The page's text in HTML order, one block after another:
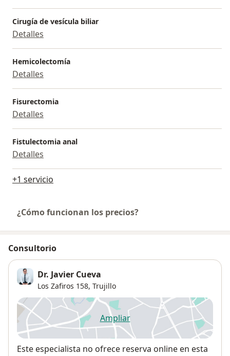
Cirugía de vesícula biliar
Detalles
Hemicolectomía
Detalles
Fisurectomia
Detalles
Fistulectomia anal
Detalles
+1 servicio
¿Cómo funcionan los precios?
Consultorio
Dr. Javier Cueva
Los Zafiros 158, Trujillo
Ampliarse abre en una nueva
Disponibilidad
Este especialista no ofrece reserva online en esta